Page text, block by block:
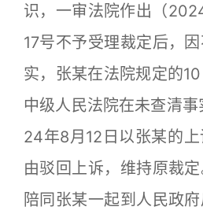
识，一审法院作出（
17号不予受理裁定后，
实，张某在法院规定的
中级人民法院在未查清
24年8月12日以张某的
由驳回上诉，维持原裁
陪同张某一起到人民政